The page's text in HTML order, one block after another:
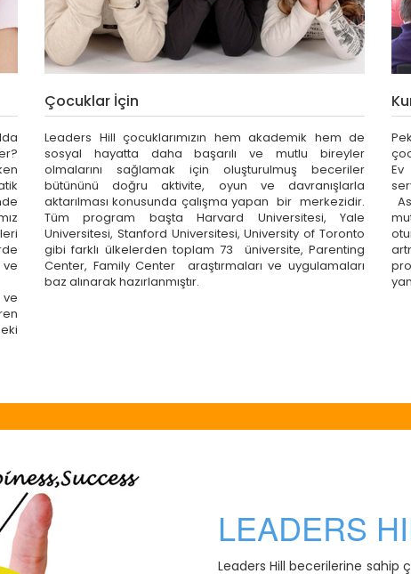
ve
Çocuklar İçin
Leaders Hill çocuklarımızın hem akademik hem de
sosyal hayatta daha başarılı ve mutlu bireyler
olmalarını sağlamak için oluşturulmuş beceriler
bütününü doğru aktivite, oyun ve davranışlarla
aktarılması konusunda çalışma yapan bir merkezidir.
Tüm program başta Harvard Universitesi, Yale
Universitesi, Stanford Universitesi, University of Toronto
gibi farklı ülkelerden toplam 73 üniversite, Parenting
Center, Family Center araştırmaları ve uygulamaları
baz alınarak hazırlanmıştır.
Ev
LEADERS
Leaders Hill becerilerine sahip